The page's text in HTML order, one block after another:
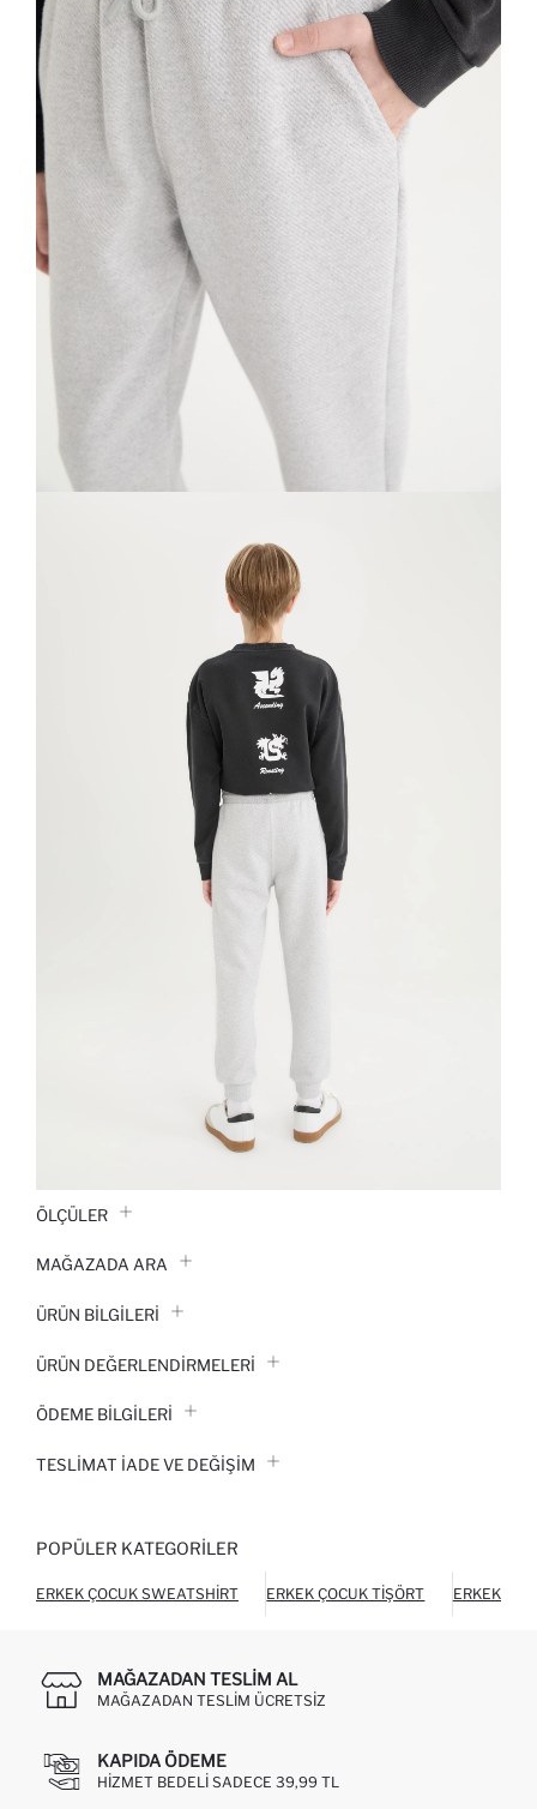
ÖLÇÜLER
MAĞAZADA ARA
ÜRÜN BILGILERI
ÜRÜN DEĞERLENDİRMELERİ
ÖDEME BİLGİLERİ
TESLIMAT İADE VE DEĞIŞIM
POPÜLER KATEGORILER
ERKEK ÇOCUK SWEATSHIRT ERKEK ÇOCUK TIŞÖRT ERKEK
MAĞAZADAN TESLIM AL
MAĞAZADAN TESLIM ÜCRETSIZ
KAPIDA ÖDEME
HIZMET BEDELI SADECE 39,99 TL